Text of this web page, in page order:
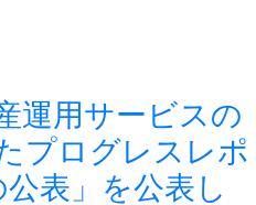
運用サービスの
プログレスレポ
表」を公表し